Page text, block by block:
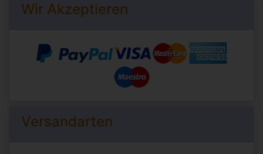
Wir Akzeptieren
Versandarten